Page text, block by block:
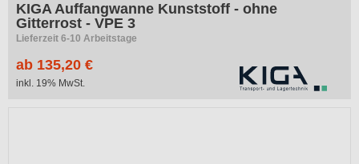
KIGA Auffangwanne Kunststoff - ohne
Gitterrost - VPE 3
Lieferzeit 6-10 Arbeitstage
ab 135,20 €
inkl. 19% MwSt.